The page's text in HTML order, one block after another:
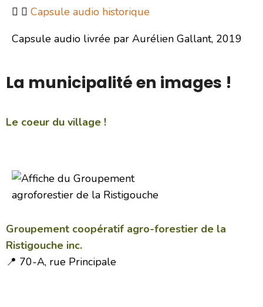
Capsule audio historique
Capsule audio livrée par Aurélien Gallant, 2019
La municipalité en images !
Le coeur du village !
Groupement coopératif agro-forestier de la
Ristigouche inc.
📍 70-A, rue Principale